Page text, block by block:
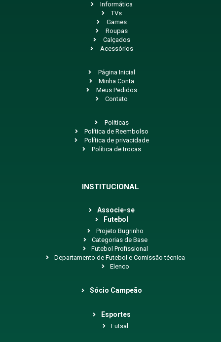
Informática
TVs
Games
Roupas
Calçados
Acessórios
Página Inicial
Minha Conta
Meus Pedidos
Contato
Políticas
Política de Reembolso
Política de privacidade
Política de trocas
INSTITUCIONAL
Associe-se
Futebol
Projeto Bugrinho
Categorias de Base
Futebol Profissional
Departamento de Futebol e Comissão técnica
Elenco
Sócio Campeão
Esportes
Futsal